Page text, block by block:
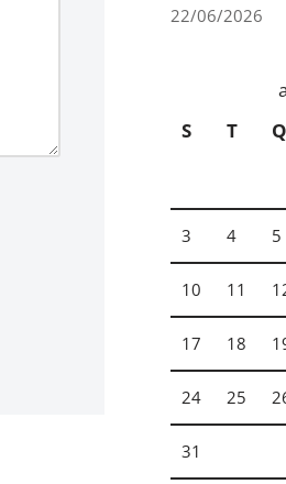
22/06/2026
S
T Q
3 4 5
10 11
17 18
24 25
31